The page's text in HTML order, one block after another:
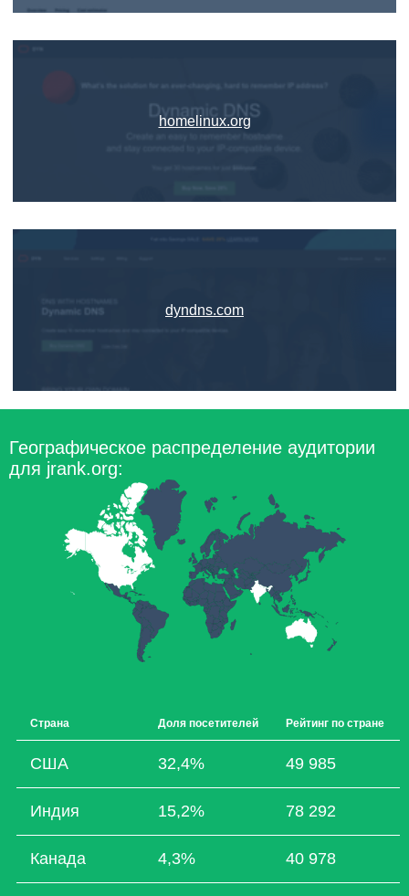
homelinux.org
dyndns.com
Географическое распределение аудитории
для jrank.org:
Страна Доля посетителей Рейтинг по стране
США 32,4% 49 985
Индия 15,2% 78 292
Канада 4,3% 40 978